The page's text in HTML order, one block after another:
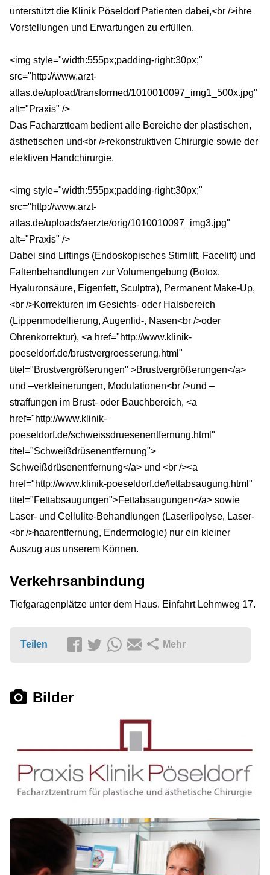
unterstützt die Klinik Pöseldorf Patienten dabei,<br />ihre
Vorstellungen und Erwartungen zu erfüllen.
<img style="width:555px;padding-right:30px;"
src="http://www.arzt-
atlas.de/upload/transformed/1010010097_img1_500x.jpg"
alt="Praxis" />
Das Facharztteam bedient alle Bereiche der plastischen,
ästhetischen und<br />rekonstruktiven Chirurgie sowie der
elektiven Handchirurgie.
<img style="width:555px;padding-right:30px;"
src="http://www.arzt-
atlas.de/uploads/aerzte/orig/1010010097_img3.jpg"
alt="Praxis" />
Dabei sind Liftings (Endoskopisches Stirnlift, Facelift) und
Faltenbehandlungen zur Volumengebung (Botox,
Hyaluronsäure, Eigenfett, Sculptra), Permanent Make-Up,
<br />Korrekturen im Gesichts- oder Halsbereich
(Lippenmodellierung, Augenlid-, Nasen<br />oder
Ohrenkorrektur), <a href="http://www.klinik-
poeseldorf.de/brustvergroesserung.html"
titel="Brustvergrößerungen" >Brustvergrößerungen</a>
und –verkleinerungen, Modulationen<br />und –
straffungen im Brust- oder Bauchbereich, <a
href="http://www.klinik-
poeseldorf.de/schweissdruesenentfernung.html"
titel="Schweißdrüsenentfernung">
Schweißdrüsenentfernung</a> und <br /><a
href="http://www.klinik-poeseldorf.de/fettabsaugung.html"
titel="Fettabsaugungen">Fettabsaugungen</a> sowie
Laser- und Cellulite-Behandlungen (Laserlipolyse, Laser-
<br />haarentfernung, Endermologie) nur ein kleiner
Auszug aus unserem Können.
Verkehrsanbindung
Tiefgaragenplätze unter dem Haus. Einfahrt Lehmweg 17.
Teilen Mehr
Bilder